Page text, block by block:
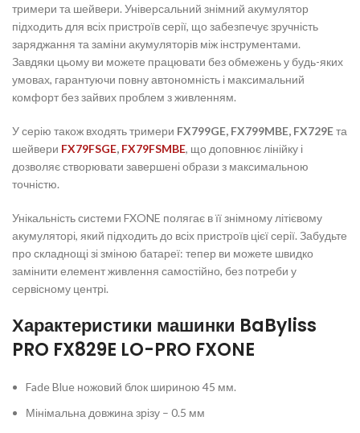
тримери та шейвери. Універсальний знімний акумулятор
підходить для всіх пристроїв серії, що забезпечує зручність
заряджання та заміни акумуляторів між інструментами.
Завдяки цьому ви можете працювати без обмежень у будь-яких
умовах, гарантуючи повну автономність і максимальний
комфорт без зайвих проблем з живленням.
У серію також входять тримери FX799GE, FX799MBE, FX729Eта
шейвери FX79FSGE, FX79FSMBE, що доповнює лінійку і
дозволяє створювати завершені образи з максимальною
точністю.
Унікальність системи FXONE полягає в її знімному літієвому
акумуляторі, який підходить до всіх пристроїв цієї серії. Забудьте
про складнощі зі зміною батареї: тепер ви можете швидко
замінити елемент живлення самостійно, без потреби у
сервісному центрі.
Характеристики машинки BaByliss
PRO FX829E LO-PRO FXONE
Fade Blue ножовий блок шириною 45 мм.
Мінімальна довжина зрізу – 0.5 мм